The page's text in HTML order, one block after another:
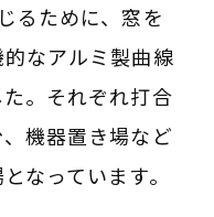
るために、窓を
なアルミ製曲線
。それぞれ打合
機器置き場など
なっています。